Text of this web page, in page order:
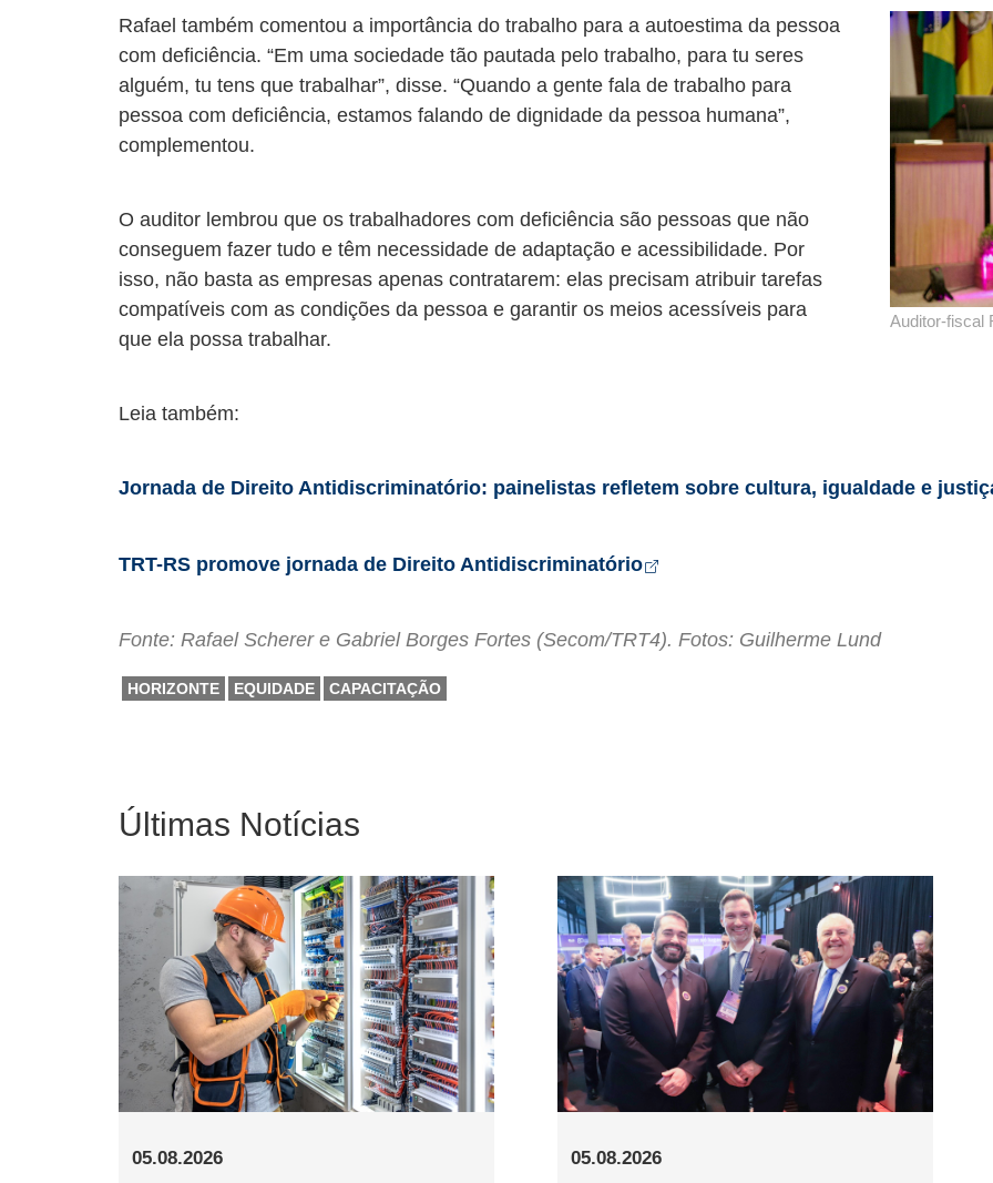
Auditor-fiscal
Rafael também comentou a importância do trabalho para a autoestima da pessoa
com deficiência. “Em uma sociedade tão pautada pelo trabalho, para tu seres
alguém, tu tens que trabalhar”, disse. “Quando a gente fala de trabalho para
pessoa com deficiência, estamos falando de dignidade da pessoa humana”,
complementou.
O auditor lembrou que os trabalhadores com deficiência são pessoas que não
conseguem fazer tudo e têm necessidade de adaptação e acessibilidade. Por
isso, não basta as empresas apenas contratarem: elas precisam atribuir tarefas
compatíveis com as condições da pessoa e garantir os meios acessíveis para
que ela possa trabalhar.
Leia também:
Jornada de Direito Antidiscriminatório: painelistas refletem sobre cultura, igualdade e
TRT-RS promove jornada de Direito Antidiscriminatório Abre em nova aba
Fonte: Rafael Scherer e Gabriel Borges Fortes (Secom/TRT4). Fotos: Guilherme Lund
HORIZONTE EQUIDADE CAPACITAÇÃO
Últimas Notícias
05.08.2026 05.08.2026